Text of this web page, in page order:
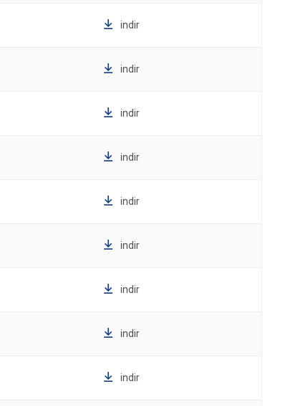
indir
indir
indir
indir
indir
indir
indir
indir
indir